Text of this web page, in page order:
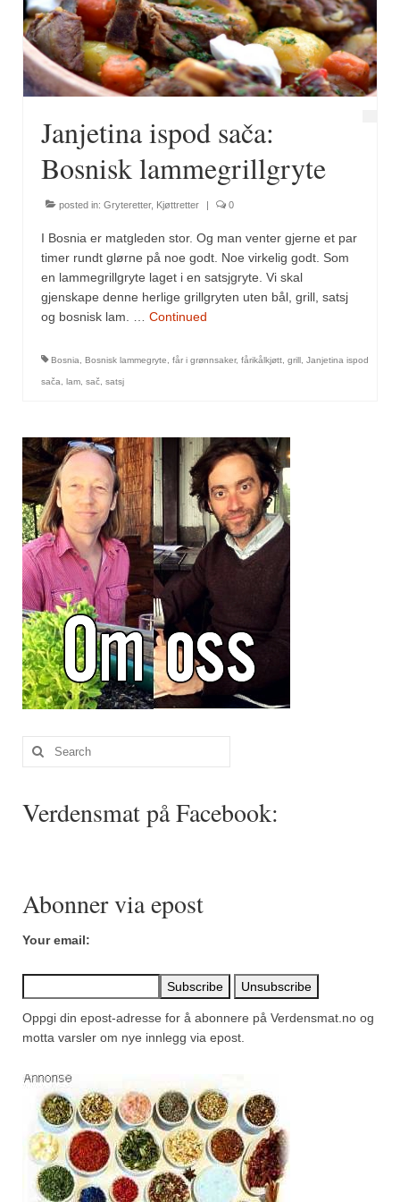
Fugl
Gryteretter
Snacks
Supper
Olivenolje, oppskrifter
Krydder, oppskrifter
Bouquet garni
Cajunkrydder, mildt
Cajunkrydder, sterkt
Estragon
Guindillas
Herbes de Provence
Kjørvel
Krøderens husmannsmiks
Løpstikke
Merian
Paprikapulver, edelsøtt
Parisisk pepper
Piment d’Espelette
Quatre épices
Rosépepper
Salvie
Janjetina ispod sača:
Bosnisk lammegrillgryte
posted in: Gryteretter, Kjøttretter | 0
I Bosnia er matgleden stor. Og man venter gjerne et par
timer rundt glørne på noe godt. Noe virkelig godt. Som
en lammegrillgryte laget i en satsjgryte. Vi skal
gjenskape denne herlige grillgryten uten bål, grill, satsj
og bosnisk lam. … Continued
Bosnia Bosnisk lammegryte får i grønnsaker, fårikålkjøtt grill Janjetina ispod
sača lam sač satsj
Search
for:
Verdensmat på Facebook:
Abonner via epost
Your email:
Oppgi din epost-adresse for å abonnere på Verdensmat.no og
motta varsler om nye innlegg via epost.